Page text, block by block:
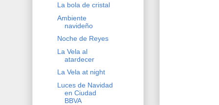
La bola de cristal
Ambiente
navideño
Noche de Reyes
La Vela al
atardecer
La Vela at night
Luces de Navidad
en Ciudad
BBVA